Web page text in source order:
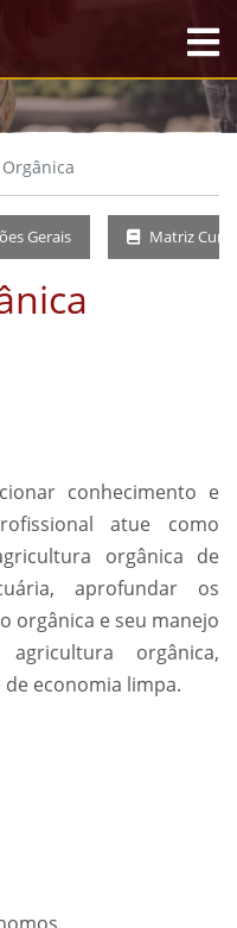
Gerais Matriz
conhecimento e
atue como
orgânica de
aprofundar os
orgânica e seu manejo
orgânica,
economia limpa.